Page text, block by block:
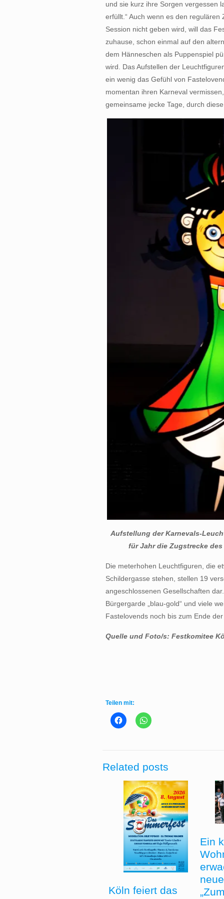
und sie kurz ihre Sorgen vergessen
erfüllt.“ Auch wenn es den
Session nicht geben wird, will das
zuhause, schon einmal auf den
dem Hänneschen als Puppenspiel
wird. Das Aufstellen der
ein wenig das Gefühl von
momentan ihren Karneval
gemeinsame jecke Tage, durch
Aufstellung der Karnevals-
für Jahr die Zugstrecke
Die meterhohen Leuchtfiguren, die
Schildergasse stehen, stellen 19
angeschlossenen Gesellschaften
Bürgergarde „blau-gold“ und viele
Fastelovends noch bis zum Ende
Quelle und Foto/s: Festkomitee
Teilen mit:
Related posts
Köln feiert das
Ein